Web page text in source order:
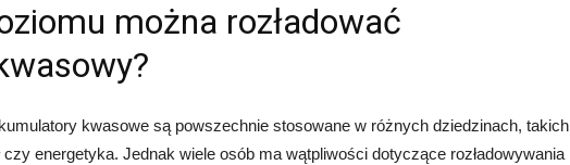
można rozładować
kwasowe są powszechnie stosowane w różnych dziedzinach, takich
energetyka. Jednak wiele osób ma wątpliwości dotyczące rozładowywania